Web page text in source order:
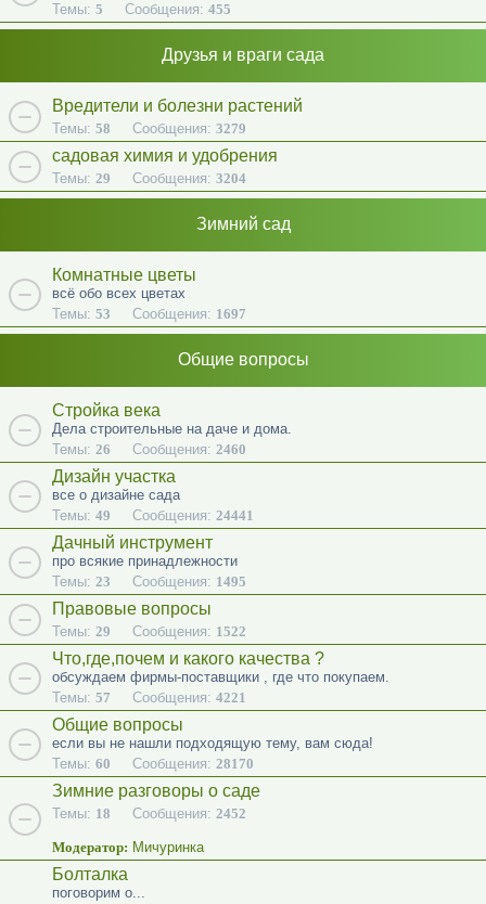
Темы: 5 Сообщения: 455
Друзья и враги сада
Вредители и болезни растений
Темы: 58 Сообщения: 3279
садовая химия и удобрения
Темы: 29 Сообщения: 3204
Зимний сад
Комнатные цветы
всё обо всех цветах
Темы: 53 Сообщения: 1697
Общие вопросы
Стройка века
Дела строительные на даче и дома.
Темы: 26 Сообщения: 2460
Дизайн участка
все о дизайне сада
Темы: 49 Сообщения: 24441
Дачный инструмент
про всякие принадлежности
Темы: 23 Сообщения: 1495
Правовые вопросы
Темы: 29 Сообщения: 1522
Что,где,почем и какого качества ?
обсуждаем фирмы-поставщики , где что покупаем.
Темы: 57 Сообщения: 4221
Общие вопросы
если вы не нашли подходящую тему, вам сюда!
Темы: 60 Сообщения: 28170
Зимние разговоры о саде
Темы: 18 Сообщения: 2452
Модератор: Мичуринка
Болталка
поговорим о...